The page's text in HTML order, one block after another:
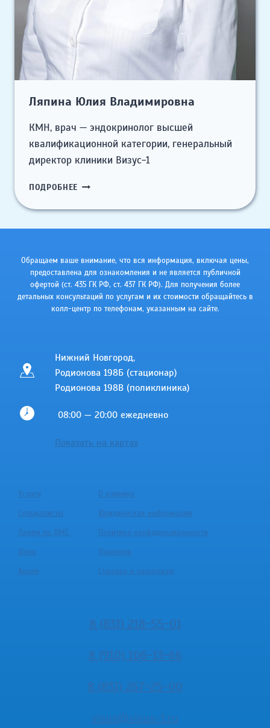
Ляпина Юлия Владимировна
КМН, врач — эндокринолог высшей
квалификационной категории, генеральный
директор клиники Визус-1
ПОДРОБНЕЕ ЛЯПИНА
ВЛАДИМИРОВНА
Обращаем ваше внимание, что вся информация, включая цены,
предоставлена для ознакомления и не является публичной
офертой (ст. 435 ГК РФ, cт. 437 ГК РФ). Для получения более
детальных консультаций по услугам и их стоимости обращайтесь в
колл-центр по телефонам, указанным на сайте.
Нижний Новгород,
Родионова 198Б (стационар)
Родионова 198В (поликлиника)
08:00 — 20:00 ежедневно
Показать на картах
Услуги
О клинике
Специалисты
Юридическая информация
Приём по ДМС
Политика конфиденциальности
Цены
Лицензия
Акции
Справка в налоговую
8 (831) 218-55-01
8 (910) 106-13-66
8 (831) 267-25-00
visus@visus-1.ru